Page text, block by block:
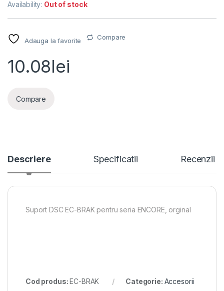
Availability: Out of stock
Adauga la favorite Compare
10.08lei
Compare
Descriere Specificatii Recenzii
Suport DSC EC-BRAK pentru seria ENCORE, orginal
Cod produs:EC-BRAK Categorie: Accesorii